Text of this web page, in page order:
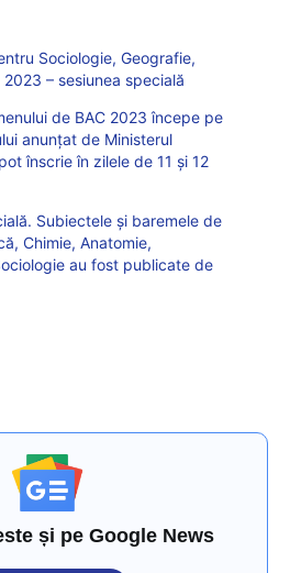
Sociologie, Geografie,
– sesiunea specială
de BAC 2023 începe pe
anunțat de Ministerul
înscrie în zilele de 11 și 12
Subiectele și baremele de
Chimie, Anatomie,
au fost publicate de
și pe Google News